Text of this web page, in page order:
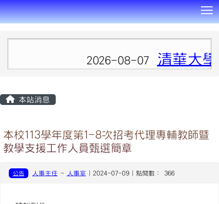
2026-08-07 清華大
本站消息
本校113學年度第1-8次招考代理專輔教師暨
教學支援工作人員甄選簡章
公告 人事主任 - 人事室 | 2024-07-09 | 點閱數： 366